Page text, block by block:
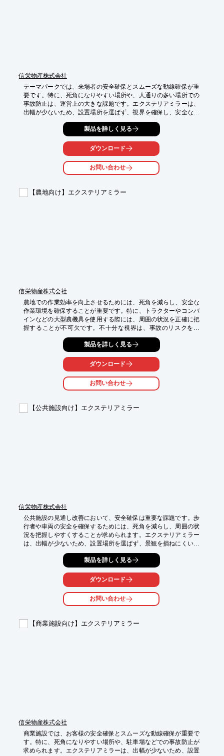
信栄物産株式会社
テーマパークでは、来場者の安全確保とスムーズな動線確保が重
要です。特に、死角になりやすい場所や、人通りの多い場所での
事故防止は、運営上の大きな課題です。エクステリアミラーは、
出幅が少ないため、設置場所を選ばず、視界を確保し、安全な環
境づくりに貢献します。混雑時の人の流れを把握し、事故を未然
に防ぐために役立ちます。
【活用シーン】
・アトラクションの出入り口
・フードコート周辺
【導入の効果】
製品を詳しく見る
ダウンロード
お問い合わせ
【農地向け】エクステリアミラー
信栄物産株式会社
農地での作業効率を向上させるためには、死角を減らし、安全な
作業環境を確保することが重要です。特に、トラクターやコンバ
インなどの大型農機具を使用する際には、周囲の状況を正確に把
握することが不可欠です。不十分な視界は、事故のリスクを高
め、作業時間のロスにもつながります。エクステリアミラーは、
出幅が少ないため、農地の景観を損なうことなく、視界を確保で
【活用シーン】
・農道や作業場の出入り口
・死角になりやすい場所
【導入の効果】
製品を詳しく見る
ダウンロード
お問い合わせ
【公共施設向け】エクステリアミラー
信栄物産株式会社
公共施設の見通し改善において、安全確保は重要な課題です。歩
行者や車両の安全を確保するためには、死角を減らし、周囲の状
況を把握しやすくすることが求められます。エクステリアミラー
は、出幅が少ないため、設置場所を選ばず、景観を損ねにくいの
が特長です。公共施設の駐車場や、死角になりやすい場所に設置
することで、事故のリスクを低減し、安全な環境づくりに貢献し
【活用シーン】
・公共施設の駐車場
・死角になりやすい場所
製品を詳しく見る
ダウンロード
お問い合わせ
【商業施設向け】エクステリアミラー
信栄物産株式会社
商業施設では、お客様の安全確保とスムーズな動線確保が重要で
す。特に、死角になりやすい場所や、駐車場などでの事故防止が
求められます。エクステリアミラーは、出幅が少ないため、設置